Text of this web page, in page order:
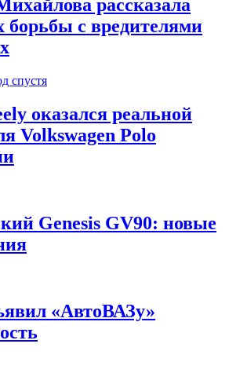
рассказала
борьбы с вредителями
спустя
оказался реальной
Volkswagen Polo
Genesis GV90: новые
«АвтоВАЗу»